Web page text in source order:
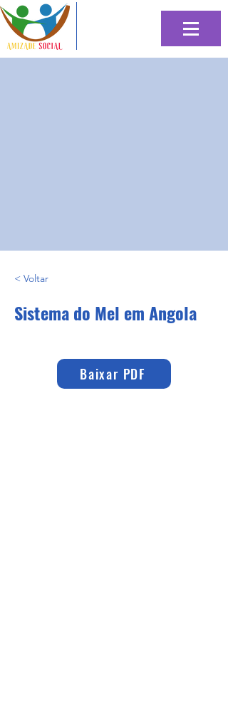
< Voltar
Sistema do Mel em Angola
Baixar PDF